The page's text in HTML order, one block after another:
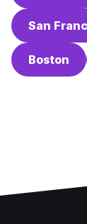
San
Boston